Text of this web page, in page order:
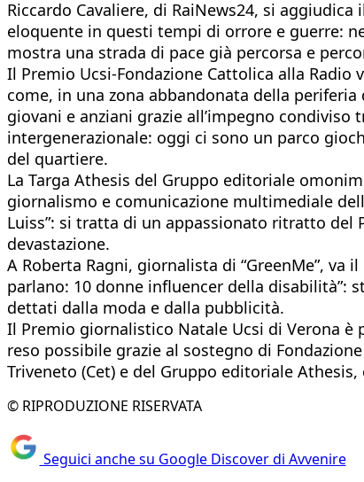
Riccardo Cavaliere, di RaiNews24, si
eloquente in questi tempi di orrore e guerre:
mostra una strada di pace già percorsa e
Il Premio Ucsi-Fondazione Cattolica alla Radio
come, in una zona abbandonata della
giovani e anziani grazie all’impegno
intergenerazionale: oggi ci sono un parco
del quartiere.
La Targa Athesis del Gruppo editoriale
giornalismo e comunicazione multimediale
Luiss”: si tratta di un appassionato ritratto del
devastazione.
A Roberta Ragni, giornalista di “GreenMe”, va
parlano: 10 donne influencer della disabilità”:
dettati dalla moda e dalla pubblicità.
Il Premio giornalistico Natale Ucsi di Verona è
reso possibile grazie al sostegno di
Triveneto (Cet) e del Gruppo editoriale
© RIPRODUZIONE RISERVATA
Seguici anche su Google Discover di Avvenire